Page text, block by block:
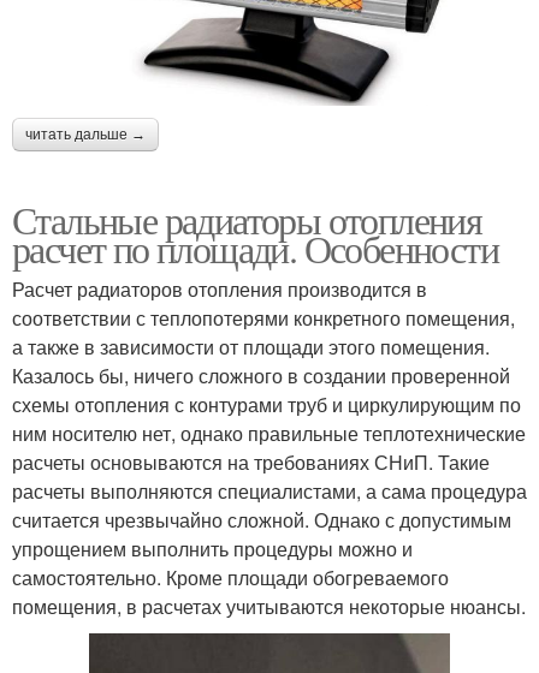
читать дальше →
Стальные радиаторы отопления
расчет по площади. Особенности
Расчет радиаторов отопления производится в
соответствии с теплопотерями конкретного помещения,
а также в зависимости от площади этого помещения.
Казалось бы, ничего сложного в создании проверенной
схемы отопления с контурами труб и циркулирующим по
ним носителю нет, однако правильные теплотехнические
расчеты основываются на требованиях СНиП. Такие
расчеты выполняются специалистами, а сама процедура
считается чрезвычайно сложной. Однако с допустимым
упрощением выполнить процедуры можно и
самостоятельно. Кроме площади обогреваемого
помещения, в расчетах учитываются некоторые нюансы.